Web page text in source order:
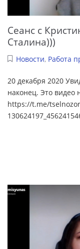
Сеанс с
Сталина)))
Новости, Работа
20 декабря 2020
наконец. Это видео
https://t.me/